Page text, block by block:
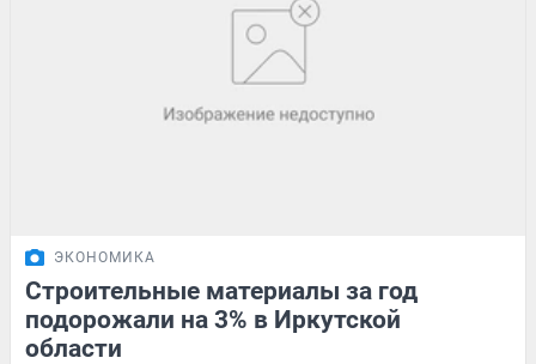
ЭКОНОМИКА
Строительные материалы за год
подорожали на 3% в Иркутской
области